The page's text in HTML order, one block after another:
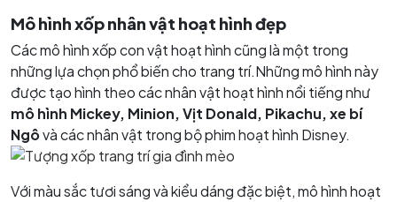
Mô hình xốp nhân vật hoạt hình đẹp
Các mô hình xốp con vật hoạt hình cũng là một trong
những lựa chọn phổ biến cho trang trí.Những mô hình này
được tạo hình theo các nhân vật hoạt hình nổi tiếng như
mô hình Mickey, Minion, Vịt Donald, Pikachu, xe bí
Ngôvà các nhân vật trong bộ phim hoạt hình Disney.
Với màu sắc tươi sáng và kiểu dáng đặc biệt, mô hình hoạt